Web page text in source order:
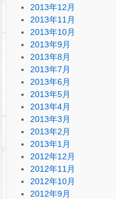
2013年12月
2013年11月
2013年10月
2013年9月
2013年8月
2013年7月
2013年6月
2013年5月
2013年4月
2013年3月
2013年2月
2013年1月
2012年12月
2012年11月
2012年10月
2012年9月